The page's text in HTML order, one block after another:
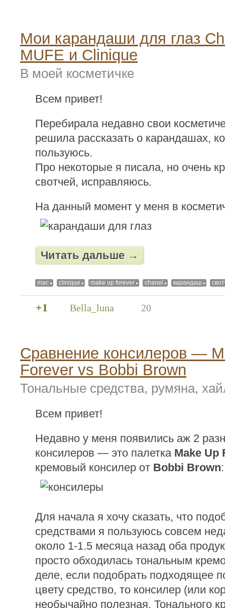
Мои карандаши для глаз
MUFE и Clinique
В моей косметичке
Всем привет!
Перебирала недавно свои
решила рассказать о карандашах,
пользуюсь.
Про некоторые я писала, но очень
свотчей, исправляюсь.
На данный момент у меня в
Читать дальше →
mac clinique make up forever chanel карандаш
+1 Bella_luna 20
Сравнение консилеров —
Forever vs Bobbi Brown
Тональные средства, румяна,
Всем привет!
Недавно у меня появились аж 2
консилеров — это палетка Make Up
кремовый консилер от Bobbi Brown:
Для начала я хочу сказать, что
средствами я пользуюсь совсем
около 1-1.5 месяца назад оба
просто обходилась тональным
деле, если подобрать подходящее
цвету средство, то консилер (или
необычайно полезная. Тонального